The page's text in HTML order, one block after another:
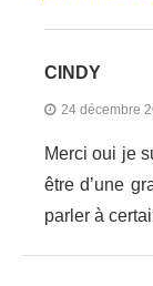
CINDY
24 décembre
Merci oui je
être d’une
parler à